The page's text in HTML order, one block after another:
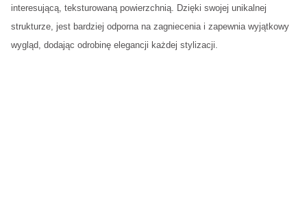
interesującą, teksturowaną powierzchnią. Dzięki swojej unikalnej
strukturze, jest bardziej odporna na zagniecenia i zapewnia wyjątkowy
wygląd, dodając odrobinę elegancji każdej stylizacji.